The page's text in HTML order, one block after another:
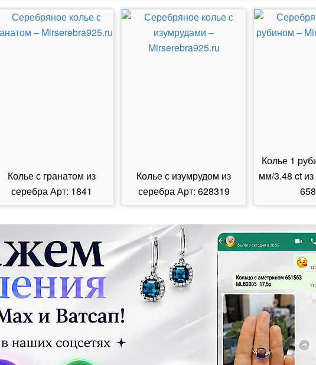
Колье с гранатом из
серебра Арт: 1841
Колье с изумрудом из
серебра Арт: 628319
Колье 1
мм/3.48 ct